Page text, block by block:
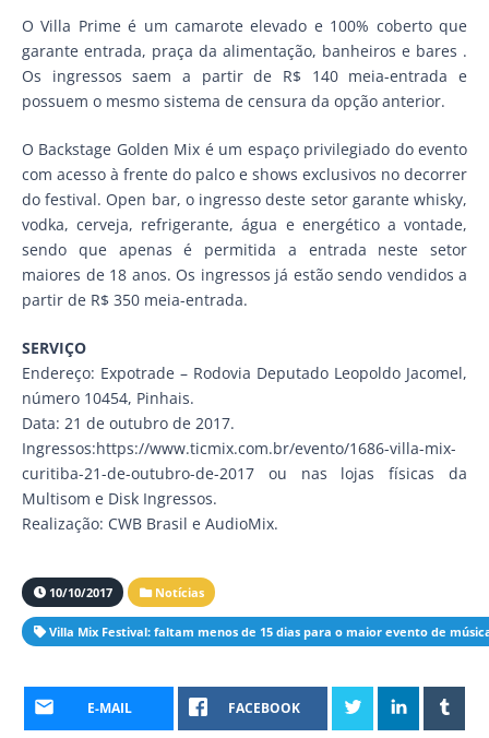
O Villa Prime é um camarote elevado e 100% coberto que
garante entrada, praça da alimentação, banheiros e bares .
Os ingressos saem a partir de R$ 140 meia-entrada e
possuem o mesmo sistema de censura da opção anterior.
O Backstage Golden Mix é um espaço privilegiado do evento
com acesso à frente do palco e shows exclusivos no decorrer
do festival. Open bar, o ingresso deste setor garante whisky,
vodka, cerveja, refrigerante, água e energético a vontade,
sendo que apenas é permitida a entrada neste setor
maiores de 18 anos. Os ingressos já estão sendo vendidos a
partir de R$ 350 meia-entrada.
SERVIÇO
Endereço: Expotrade – Rodovia Deputado Leopoldo Jacomel,
número 10454, Pinhais.
Data: 21 de outubro de 2017.
Ingressos:https://www.ticmix.com.br/evento/1686-villa-mix-
curitiba-21-de-outubro-de-2017 ou nas lojas físicas da
Multisom e Disk Ingressos.
Realização: CWB Brasil e AudioMix.
10/10/2017 Notícias
Villa Mix Festival: faltam menos de 15 dias para o maior evento de
E-MAIL FACEBOOK